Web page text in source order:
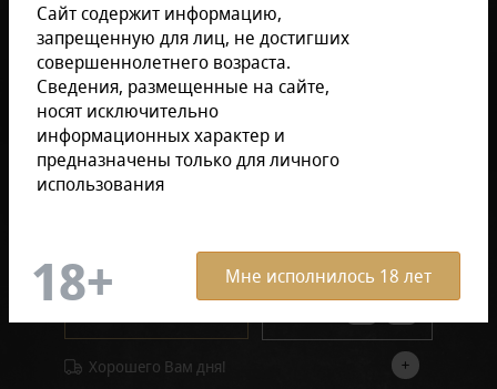
Сайт содержит информацию,
запрещенную для лиц, не достигших
совершеннолетнего возраста.
Сведения, размещенные на сайте,
носят исключительно
информационных характер и
предназначены только для личного
использования
Мне исполнилось 18 лет
Отзывов: 0
Хорошего Вам дня!